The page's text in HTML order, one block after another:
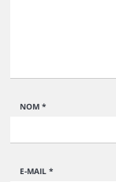
NOM *
E-MAIL *